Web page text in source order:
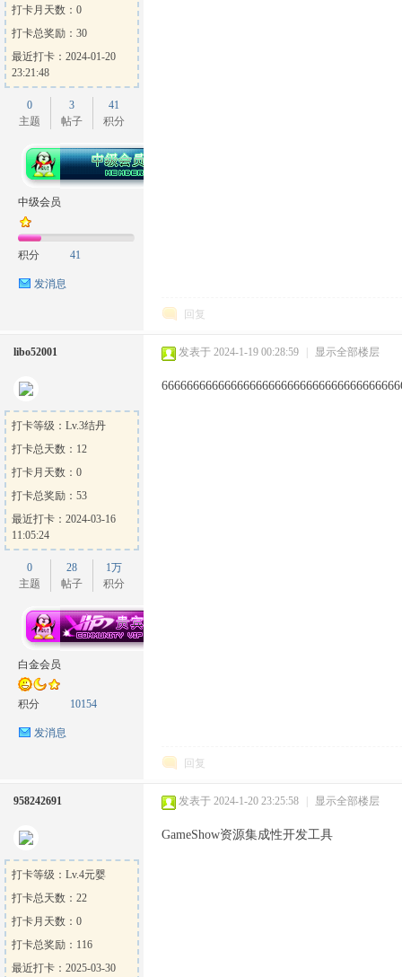
论
打卡月天数：0
打卡总奖励：30
最近打卡：2024-01-20
23:21:48
0
主题
3
帖子
41
积分
中级会员
积分 41
发消息
回复
libo52001
打卡等级：Lv.3结丹
打卡总天数：12
打卡月天数：0
打卡总奖励：53
最近打卡：2024-03-16
11:05:24
0
主题
28
帖子
1万
积分
白金会员
积分 10154
发消息
发表于 2024-1-19 00:28:59 显示全部楼层
回复
958242691
打卡等级：Lv.4元婴
打卡总天数：22
打卡月天数：0
打卡总奖励：116
最近打卡：2025-03-30
发表于 2024-1-20 23:25:58 显示全部楼层
GameShow资源集成性开发工具